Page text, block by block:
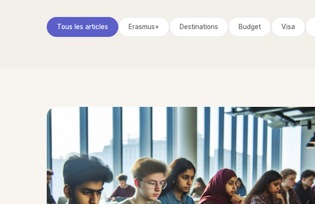
Tous les articles Erasmus+ Destinations Budget Visa